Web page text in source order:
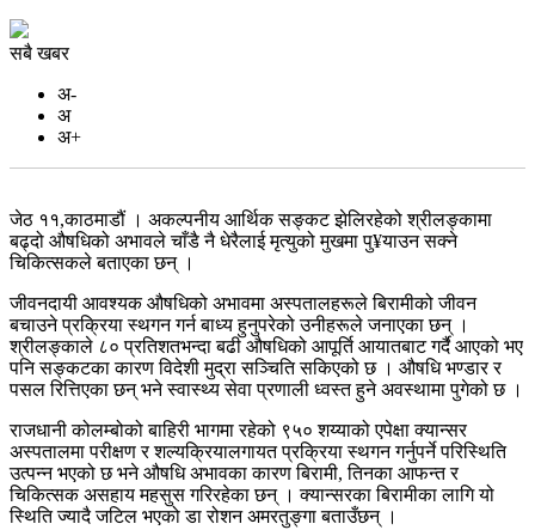
सबै खबर
अ-
अ
अ+
जेठ ११,काठमाडौं । अकल्पनीय आर्थिक सङ्कट झेलिरहेको श्रीलङ्कामा
बढ्दो औषधिको अभावले चाँडै नै धेरैलाई मृत्युको मुखमा पु¥याउन सक्ने
चिकित्सकले बताएका छन् ।
जीवनदायी आवश्यक औषधिको अभावमा अस्पतालहरूले बिरामीको जीवन
बचाउने प्रक्रिया स्थगन गर्न बाध्य हुनुपरेको उनीहरूले जनाएका छन् ।
श्रीलङ्काले ८० प्रतिशतभन्दा बढी औषधिको आपूर्ति आयातबाट गर्दै आएको भए
पनि सङ्कटका कारण विदेशी मुद्रा सञ्चिति सकिएको छ । औषधि भण्डार र
पसल रित्तिएका छन् भने स्वास्थ्य सेवा प्रणाली ध्वस्त हुने अवस्थामा पुगेको छ ।
राजधानी कोलम्बोको बाहिरी भागमा रहेको ९५० शय्याको एपेक्षा क्यान्सर
अस्पतालमा परीक्षण र शल्यक्रियालगायत प्रक्रिया स्थगन गर्नुपर्ने परिस्थिति
उत्पन्न भएको छ भने औषधि अभावका कारण बिरामी, तिनका आफन्त र
चिकित्सक असहाय महसुस गरिरहेका छन् । क्यान्सरका बिरामीका लागि यो
स्थिति ज्यादै जटिल भएको डा रोशन अमरतुङ्गा बताउँछन् ।